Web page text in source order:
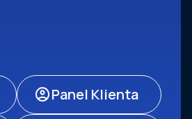
Panel Klienta